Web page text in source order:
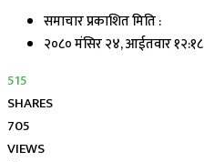
समाचार प्रकाशित मिति :
२०८० मंसिर २४, आईतवार १२:१८
515
SHARES
705
VIEWS